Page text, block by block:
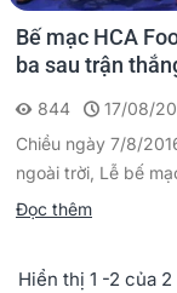
Bế mạc HCA
ba sau trận
844
17/08/
Chiều ngày 7/8/
ngoài trời, Lễ bế
Đọc thêm
Hiển thị 1 -2 của 2